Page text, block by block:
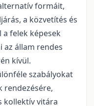
formáit,
a közvetítés és
felek képesek
az állam rendes
kívül.
szabályokat
rendezésére,
kollektív vitára